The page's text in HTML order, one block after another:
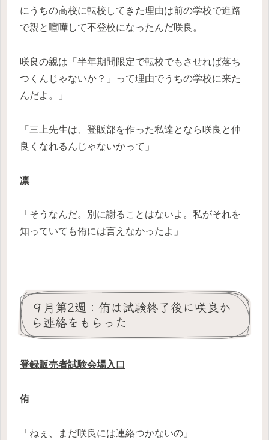
にうちの高校に転校してきた理由は前の学校で進路
で親と喧嘩して不登校になったんだ咲良。
咲良の親は「半年期間限定で転校でもさせれば落ち
つくんじゃないか？」って理由でうちの学校に来た
んだよ。」
「三上先生は、登販部を作った私達となら咲良と仲
良くなれるんじゃないかって」
凛
「そうなんだ。別に謝ることはないよ。私がそれを
知っていても侑には言えなかったよ」
９月第2週：侑は試験終了後に咲良か
ら連絡をもらった
登録販売者試験会場入口
侑
「ねぇ、まだ咲良には連絡つかないの」